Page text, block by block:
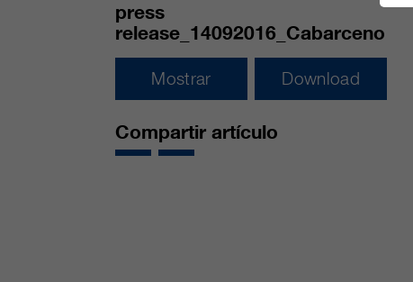
press
release_14092016_Cabarceno
Mostrar Download
Compartir artículo